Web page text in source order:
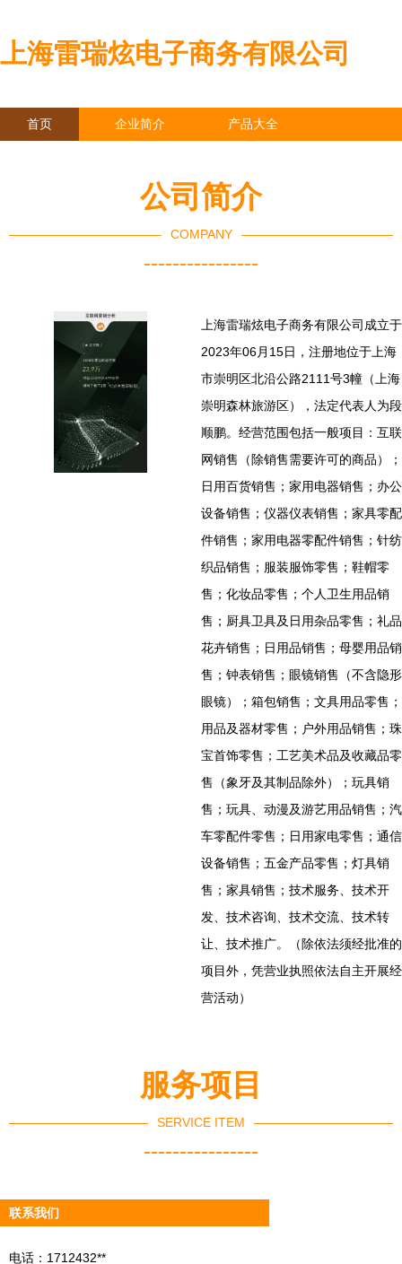
上海雷瑞炫电子商务有限公司
首页 企业简介 产品大全
公司简介
COMPANY
----------------
上海雷瑞炫电子商务有限公司成立于
2023年06月15日，注册地位于上海
市崇明区北沿公路2111号3幢（上海
崇明森林旅游区），法定代表人为段
顺鹏。经营范围包括一般项目：互联
网销售（除销售需要许可的商品）；
日用百货销售；家用电器销售；办公
设备销售；仪器仪表销售；家具零配
件销售；家用电器零配件销售；针纺
织品销售；服装服饰零售；鞋帽零
售；化妆品零售；个人卫生用品销
售；厨具卫具及日用杂品零售；礼品
花卉销售；日用品销售；母婴用品销
售；钟表销售；眼镜销售（不含隐形
眼镜）；箱包销售；文具用品零售；
用品及器材零售；户外用品销售；珠
宝首饰零售；工艺美术品及收藏品零
售（象牙及其制品除外）；玩具销
售；玩具、动漫及游艺用品销售；汽
车零配件零售；日用家电零售；通信
设备销售；五金产品零售；灯具销
售；家具销售；技术服务、技术开
发、技术咨询、技术交流、技术转
让、技术推广。（除依法须经批准的
项目外，凭营业执照依法自主开展经
营活动）
服务项目
SERVICE ITEM
----------------
联系我们
电话：1712432**